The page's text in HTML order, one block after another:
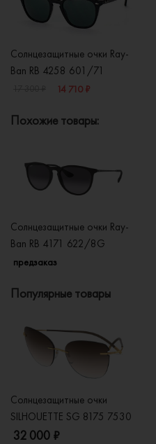
Солнцезащитные очки Ray-
Ban RB 4258 601/71
14 710 ₽
Похожие товары:
Солнцезащитные очки Ray-
Ban RB 4171 622/8G
предзаказ
Популярные товары
Солнцезащитные очки
SILHOUETTE SG 8175 7530
32 000 ₽